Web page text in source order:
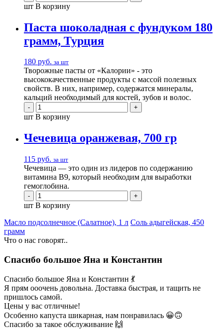
шт В корзину
Паста шоколадная с фундуком 180
грамм, Турция
180 руб. за шт
Творожные пасты от «Калории» - это
высококачественные продукты с массой полезных
свойств. В них, например, содержатся минералы,
кальций необходимый для костей, зубов и волос.
шт В корзину
Чечевица оранжевая, 700 гр
115 руб. за шт
Чечевица — это один из лидеров по содержанию
витамина В9, который необходим для выработки
гемоглобина.
шт В корзину
Масло подсолнечное (Салатное), 1 л Соль адыгейская, 450
грамм
Что о нас говорят..
Спасибо большое Яна и Константин
Спасибо большое Яна и Константин 💃
Я прям ооочень довольна. Доставка быстрая, и тащить не
пришлось самой.
Цены у вас отличные!
Особенно капуста шикарная, нам понравилась 😀🙃
Спасибо за такое обслуживание 🙌